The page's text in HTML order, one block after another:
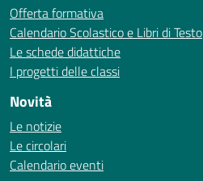
Offerta formativa
Calendario Scolastico e Libri di Testo
Le schede didattiche
I progetti delle classi
Novità
Le notizie
Le circolari
Calendario eventi